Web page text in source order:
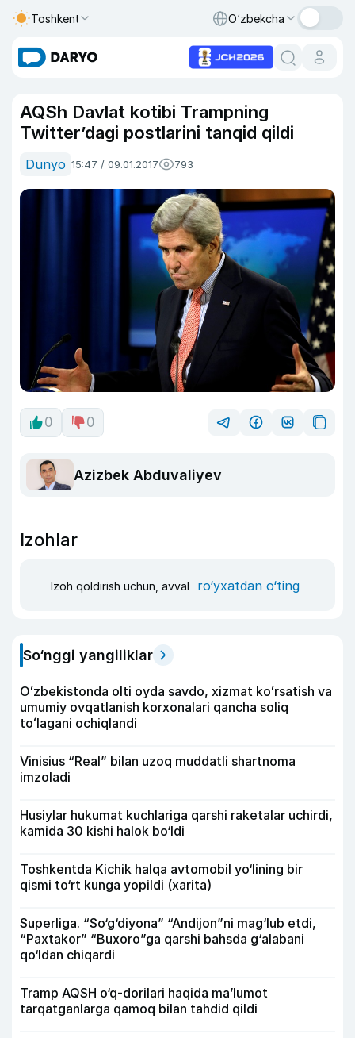
Toshkent O‘zbekcha
AQSh Davlat kotibi Trampning
Twitter’dagi postlarini tanqid qildi
Dunyo 15:47 / 09.01.2017 793
0 0
Azizbek Abduvaliyev
Izohlar
Izoh qoldirish uchun, avval ro‘yxatdan o‘ting
So‘nggi yangiliklar
Oʻzbekistonda olti oyda savdo, xizmat koʻrsatish va
umumiy ovqatlanish korxonalari qancha soliq
toʻlagani ochiqlandi
Vinisius “Real” bilan uzoq muddatli shartnoma
imzoladi
Husiylar hukumat kuchlariga qarshi raketalar uchirdi,
kamida 30 kishi halok bo‘ldi
Toshkentda Kichik halqa avtomobil yo‘lining bir
qismi to‘rt kunga yopildi (xarita)
Superliga. “So‘g‘diyona” “Andijon”ni mag‘lub etdi,
“Paxtakor” “Buxoro”ga qarshi bahsda g‘alabani
qo‘ldan chiqardi
Tramp AQSH o‘q-dorilari haqida ma’lumot
tarqatganlarga qamoq bilan tahdid qildi